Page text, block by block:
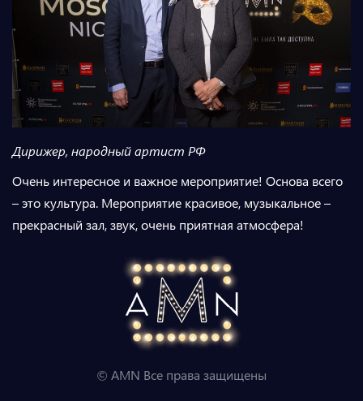
Дирижер, народный артист РФ
Очень интересное и важное мероприятие! Основа всего
– это культура. Мероприятие красивое, музыкальное –
прекрасный зал, звук, очень приятная атмосфера!
© AMN Все права защищены